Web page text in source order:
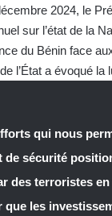
2024, le
sur l’état de la
du Bénin face
l’État a évoqué
qui nous
de sécurité
des terroristes
que les